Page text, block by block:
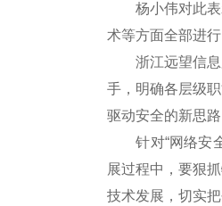
杨小伟对此表示
术等方面全部进
浙江远望信息股
手，明确各层级
驱动安全的新思
针对“网络安全
展过程中，要狠
技术发展，切实